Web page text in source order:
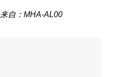
来自：MHA-AL00